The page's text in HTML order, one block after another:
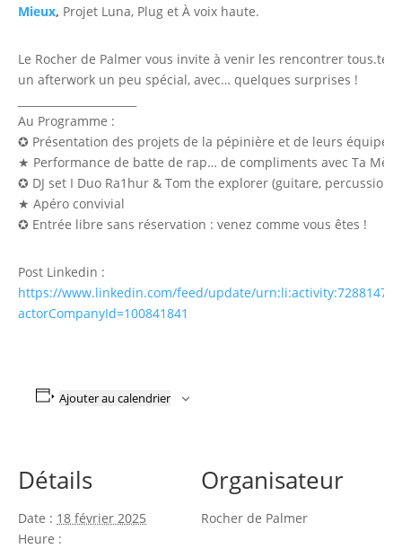
Mieux, Projet Luna, Plug et À voix haute.
Le Rocher de Palmer vous invite à venir les rencontrer
un afterwork un peu spécial, avec… quelques surprises !
Au Programme :
✪ Présentation des projets de la pépinière et de leurs équipes
★ Performance de batte de rap… de compliments avec Ta
✪ DJ set I Duo Ra1hur & Tom the explorer (guitare,
★ Apéro convivial
✪ Entrée libre sans réservation : venez comme vous êtes !
Post Linkedin :
https://www.linkedin.com/feed/update/
actorCompanyId=100841841
Ajouter au calendrier
Détails
Date : 18 février 2025
Heure :
Organisateur
Rocher de Palmer